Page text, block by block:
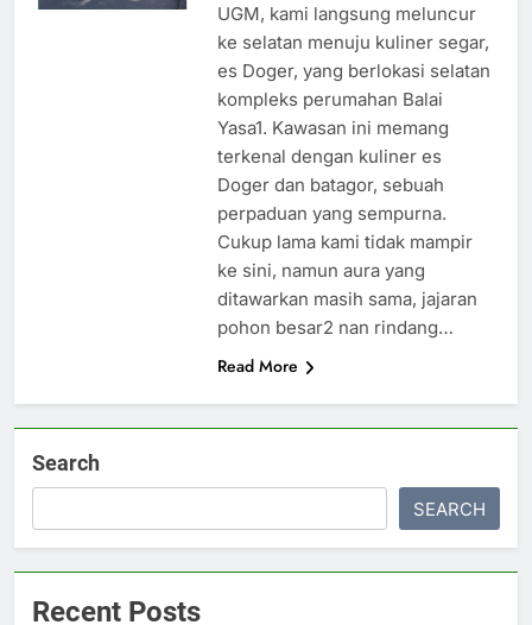
UGM, kami langsung meluncur
ke selatan menuju kuliner segar,
es Doger, yang berlokasi selatan
kompleks perumahan Balai
Yasa1. Kawasan ini memang
terkenal dengan kuliner es
Doger dan batagor, sebuah
perpaduan yang sempurna.
Cukup lama kami tidak mampir
ke sini, namun aura yang
ditawarkan masih sama, jajaran
pohon besar2 nan rindang…
Read More
Search
SEARCH
Recent Posts